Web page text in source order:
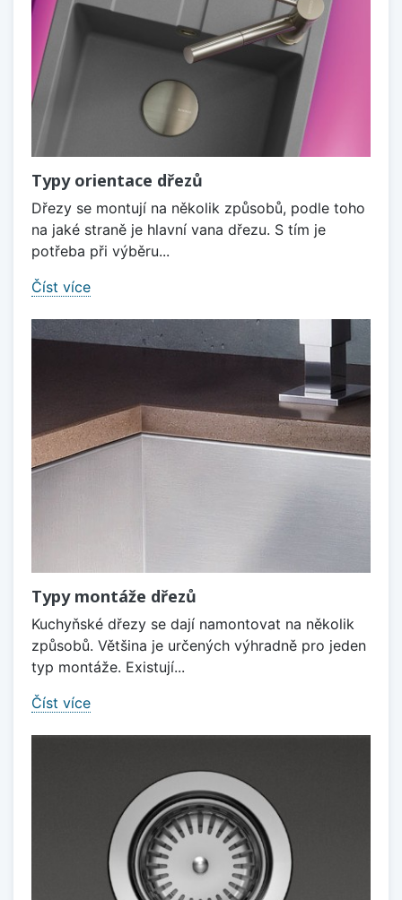
Typy orientace dřezů
Dřezy se montují na několik způsobů, podle toho
na jaké straně je hlavní vana dřezu. S tím je
potřeba při výběru...
Číst více
Typy montáže dřezů
Kuchyňské dřezy se dají namontovat na několik
způsobů. Většina je určených výhradně pro jeden
typ montáže. Existují...
Číst více